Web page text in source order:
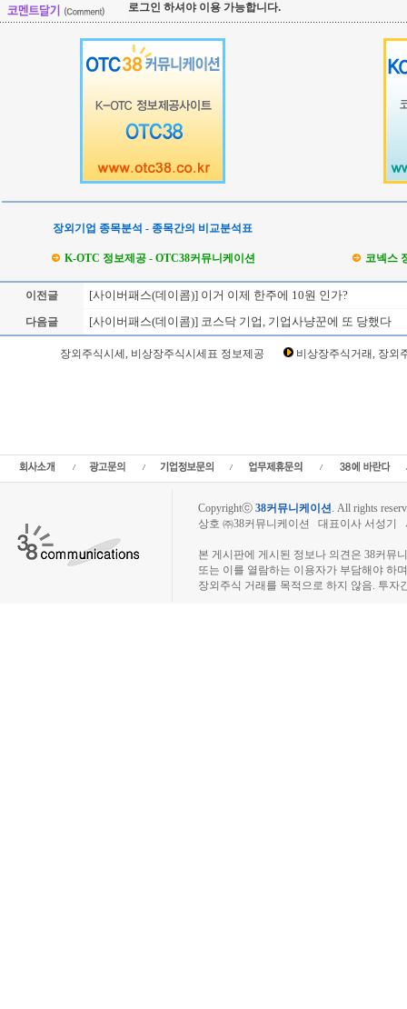
로그인 하셔야 이용 가능합니다.
장외기업 종목분석 - 종목간의 비교분석표
K-OTC 정보제공 - OTC38커뮤니케이션 코넥스
이전글 [사이버패스(데이콤)] 이거 이제 한주에 10원 인가?
다음글 [사이버패스(데이콤)] 코스닥 기업, 기업사냥꾼에 또 당했다
장외주식시세, 비상장주식시세표 정보제공
비상장주식거래, 장외
Copyrightⓒ 38커뮤니케이션. All rights
상호 ㈜38커뮤니케이션 대표이사 서성기
본 게시판에 게시된 정보나 의견은 38커뮤
또는 이를 열람하는 이용자가 부담해야 하
장외주식 거래를 목적으로 하지 않음. 투